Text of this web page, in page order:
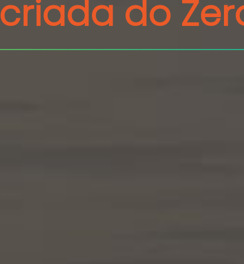
criada do